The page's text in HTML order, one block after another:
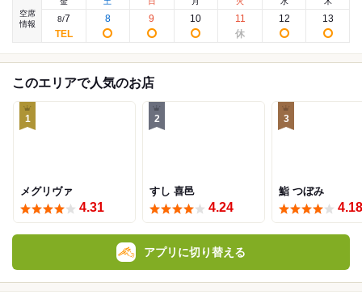
空席
情報
8/7 8 9 10 11 12 13
このエリアで人気のお店
1
メグリヴァ
4.31
2
すし 喜邑
4.24
3
鮨 つぼみ
4.18
アプリに切り替える